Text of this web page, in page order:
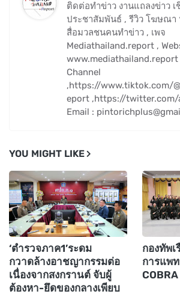
ติดต่อทำข่าว งานแถลงข่าว
ประชาสัมพันธ์ , รีวิว โฆษณา
สื่อมวลชนคนทำข่าว , เพจ
Mediathailand.report ,
www.mediathailand.report
Channel
,https://www.tiktok.com/
eport ,https://twitter.com/
Email :
YOU MIGHT LIKE
‘ตำรวจภาค1’ระดม
กวาดล้างอาชญากรรมต่อ
เนื่องจากสงกรานต์ จับผู้
ต้องหา-ยึดของกลางเพียบ
กองทัพ
การแพ